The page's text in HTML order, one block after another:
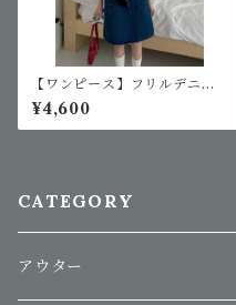
【ワンピース】フリルデニム
ワンピース
¥4,600
CATEGORY
アウター